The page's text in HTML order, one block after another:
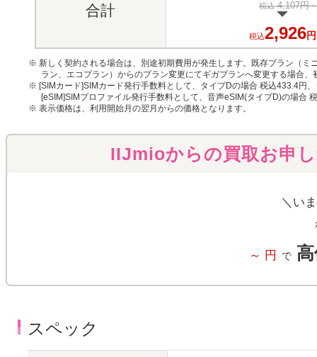
合計 税込4,107円
税込2,926円
※ 新しく契約される場合は、別途初期費用が発生します。既存プラン（
ラン、エコプラン）からのプラン変更にてギガプランへ変更する場合、
※ [SIMカード]SIMカード発行手数料として、タイプDの場合 税込433.4円
[eSIM]SIMプロファイル発行手数料として、音声eSIM(タイプD)の場合
※ 表示価格は、利用開始月の翌月からの価格となります。
IIJmioからの買取お申
＼い
～ 円 で
スペック